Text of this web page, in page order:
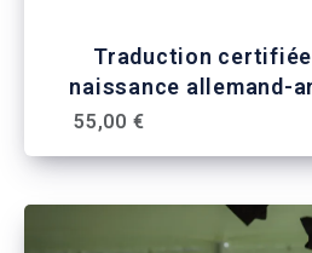
Traduction
naissance allemand-
55,00 €